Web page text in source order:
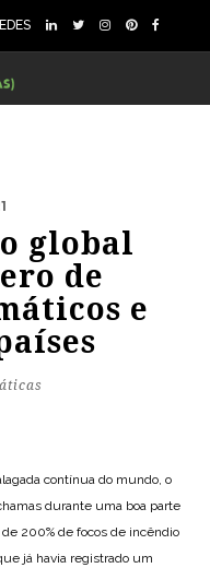
global
de
e
contínua do mundo, o
durante uma boa parte
200% de focos de incêndio
já havia registrado um